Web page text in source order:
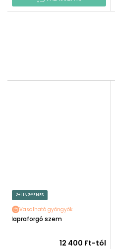
2+1 INGYENES
Vasalható gyöngyök
Napraforgó szem
12 400 Ft-tól